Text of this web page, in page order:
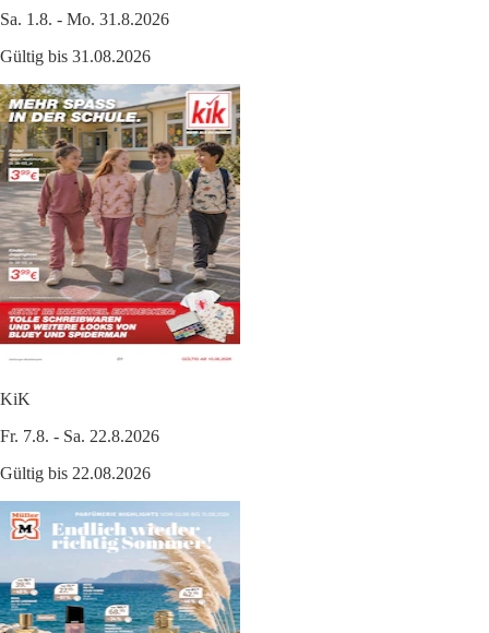
Sa. 1.8. - Mo. 31.8.2026
Gültig bis 31.08.2026
KiK
Fr. 7.8. - Sa. 22.8.2026
Gültig bis 22.08.2026